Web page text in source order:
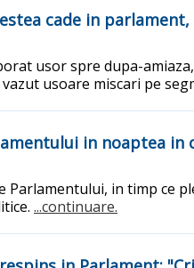
cade in
usor spre dupa-
usoare miscari pe
in noaptea
in timp ce
...continuare.